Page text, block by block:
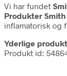
Vi har fundet
Produkter
inflamatorisk og
Yderlige
Produkt id: